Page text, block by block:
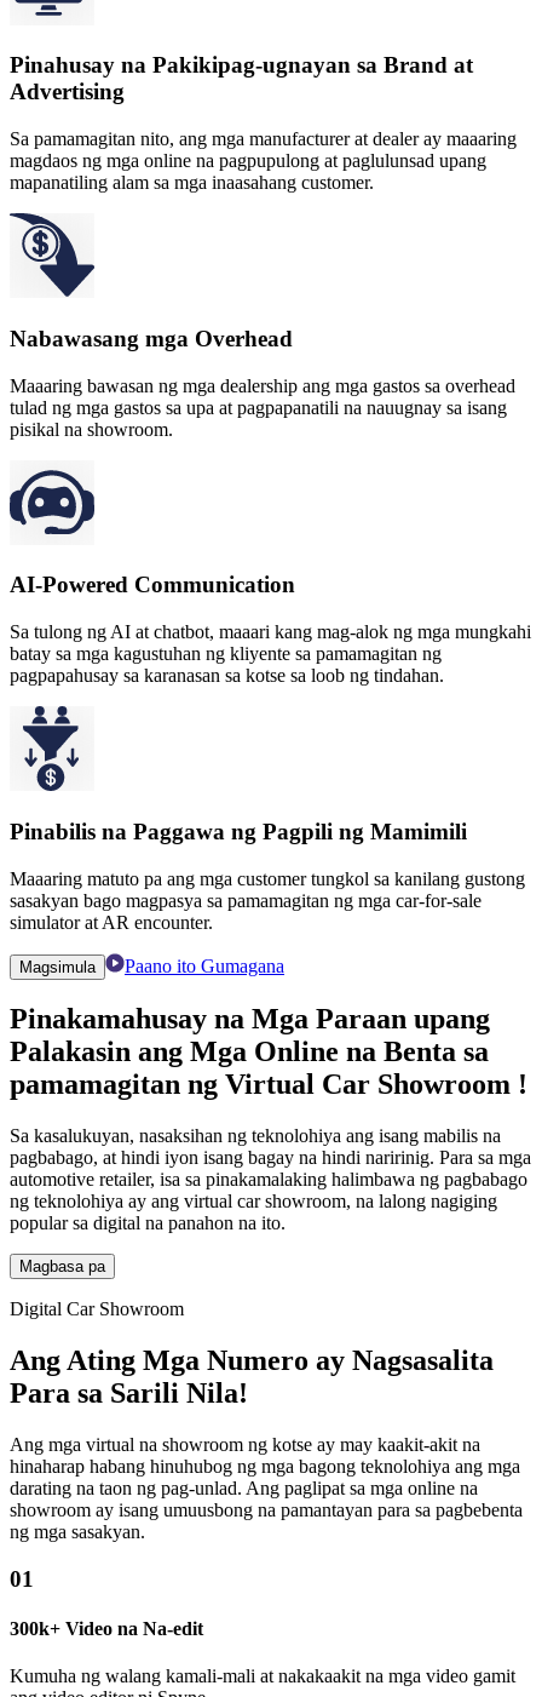
Pinahusay na Pakikipag-ugnayan sa Brand at
Advertising
Sa pamamagitan nito, ang mga manufacturer at dealer ay maaaring
magdaos ng mga online na pagpupulong at paglulunsad upang
mapanatiling alam sa mga inaasahang customer.
Nabawasang mga Overhead
Maaaring bawasan ng mga dealership ang mga gastos sa overhead
tulad ng mga gastos sa upa at pagpapanatili na nauugnay sa isang
pisikal na showroom.
AI-Powered Communication
Sa tulong ng AI at chatbot, maaari kang mag-alok ng mga mungkahi
batay sa mga kagustuhan ng kliyente sa pamamagitan ng
pagpapahusay sa karanasan sa kotse sa loob ng tindahan.
Pinabilis na Paggawa ng Pagpili ng Mamimili
Maaaring matuto pa ang mga customer tungkol sa kanilang gustong
sasakyan bago magpasya sa pamamagitan ng mga car-for-sale
simulator at AR encounter.
Magsimula Paano ito Gumagana
Pinakamahusay na Mga Paraan upang
Palakasin ang Mga Online na Benta sa
pamamagitan ng Virtual Car Showroom !
Sa kasalukuyan, nasaksihan ng teknolohiya ang isang mabilis na
pagbabago, at hindi iyon isang bagay na hindi naririnig. Para sa mga
automotive retailer, isa sa pinakamalaking halimbawa ng pagbabago
ng teknolohiya ay ang virtual car showroom, na lalong nagiging
popular sa digital na panahon na ito.
Magbasa pa
Digital Car Showroom
Ang Ating Mga Numero ay Nagsasalita
Para sa Sarili Nila!
Ang mga virtual na showroom ng kotse ay may kaakit-akit na
hinaharap habang hinuhubog ng mga bagong teknolohiya ang mga
darating na taon ng pag-unlad. Ang paglipat sa mga online na
showroom ay isang umuusbong na pamantayan para sa pagbebenta
ng mga sasakyan.
01
300k+ Video na Na-edit
Kumuha ng walang kamali-mali at nakakaakit na mga video gamit